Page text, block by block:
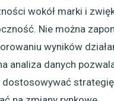
wokół marki i
Nie można
wyników
analiza danych
dostosowywać